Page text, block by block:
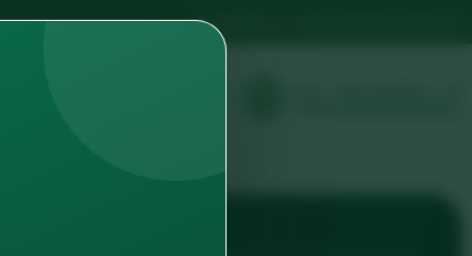
info@albuad.sa